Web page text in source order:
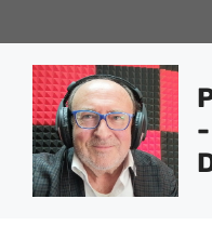
al
contenuto